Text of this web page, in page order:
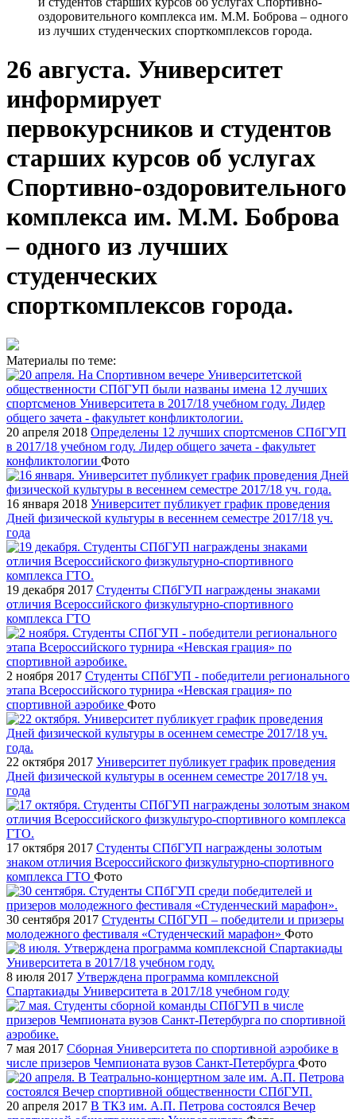
оздоровительного комплекса им. М.М. Боброва – одного
из лучших студенческих спорткомплексов города.
26 августа. Университет
информирует
первокурсников и студентов
старших курсов об услугах
Спортивно-оздоровительного
комплекса им. М.М. Боброва
– одного из лучших
студенческих
спорткомплексов города.
Материалы по теме:
20 апреля 2018 Определены 12 лучших спортсменов СПбГУП
в 2017/18 учебном году. Лидер общего зачета - факультет
конфликтологии Фото
16 января 2018 Университет публикует график проведения
Дней физической культуры в весеннем семестре 2017/18 уч.
года
19 декабря 2017 Cтуденты СПбГУП награждены знаками
отличия Всероссийского физкультурно-спортивного
комплекса ГТО
2 ноября 2017 Студенты СПбГУП - победители регионального
этапа Всероссийского турнира «Невская грация» по
спортивной аэробике Фото
22 октября 2017 Университет публикует график проведения
Дней физической культуры в осеннем семестре 2017/18 уч.
года
17 октября 2017 Cтуденты СПбГУП награждены золотым
знаком отличия Всероссийского физкультурно-спортивного
комплекса ГТО Фото
30 сентября 2017 Студенты СПбГУП – победители и призеры
молодежного фестиваля «Студенческий марафон» Фото
8 июля 2017 Утверждена программа комплексной
Спартакиады Университета в 2017/18 учебном году
7 мая 2017 Сборная Университета по спортивной аэробике в
числе призеров Чемпионата вузов Санкт-Петербурга Фото
20 апреля 2017 В ТКЗ им. А.П. Петрова состоялся Вечер